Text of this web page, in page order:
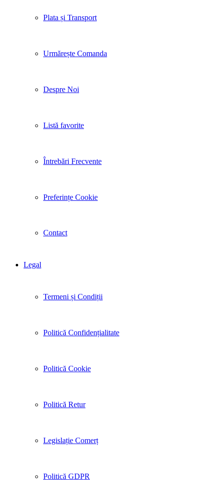
Plata și Transport
Urmărește Comanda
Despre Noi
Listă favorite
Întrebări Frecvente
Preferințe Cookie
Contact
Legal
Termeni și Condiții
Politică Confidențialitate
Politică Cookie
Politică Retur
Legislație Comerț
Politică GDPR